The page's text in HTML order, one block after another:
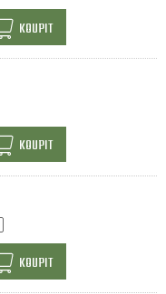
KOUPIT
KOUPIT
KOUPIT